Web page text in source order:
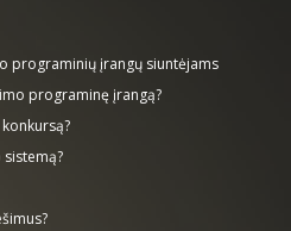
programinių įrangų siuntėjams
programinę įrangą?